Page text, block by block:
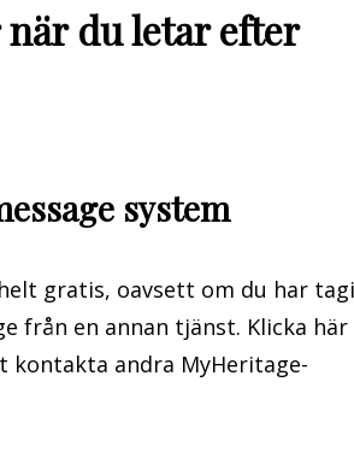
du letar efter
system
gratis, oavsett om du har
från en annan tjänst. Klicka här
andra MyHeritage-